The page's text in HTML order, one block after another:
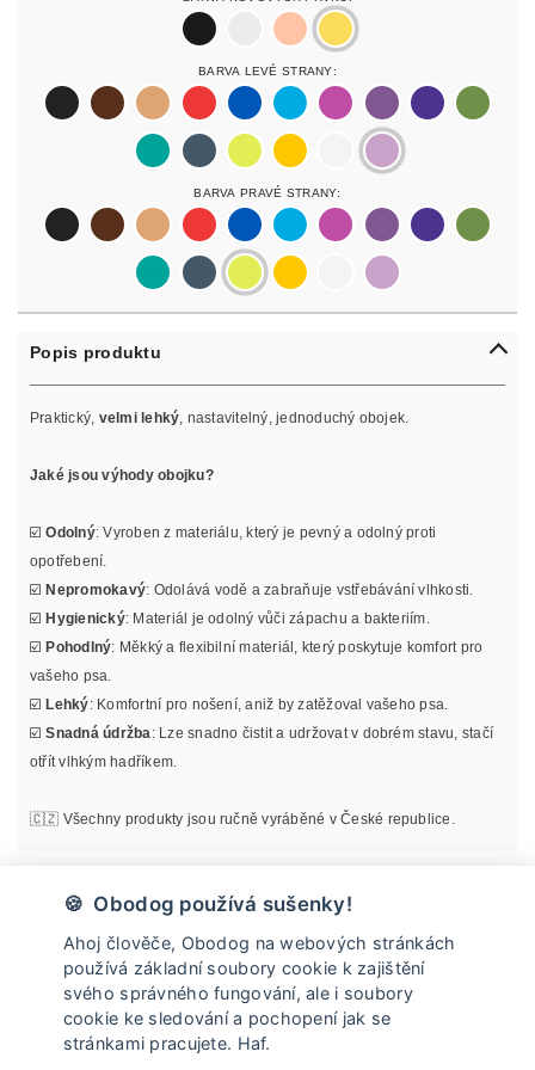
black
silver rosegoldgold
Barva Levé Strany:
black
darkbrownlightbrown
red blue lightbluelightpurplepurpur purple olive
pastelgreen
petrol neonyellow
yellow white lilac
Barva Pravé Strany:
black
darkbrownlightbrown
red blue lightbluelightpurplepurpur purple olive
pastelgreen
petrol neonyellow
yellow white lilac
Popis produktu
Praktický, velmi lehký , nastavitelný, jednoduchý obojek.
Jaké jsou výhody obojku?
☑️Odolný: Vyroben z materiálu, který je pevný a odolný proti
opotřebení.
☑️Nepromokavý: Odolává vodě a zabraňuje vstřebávání vlhkosti.
☑️Hygienický: Materiál je odolný vůči zápachu a bakteriím.
☑️Pohodlný: Měkký a flexibilní materiál, který poskytuje komfort pro
vašeho psa.
☑️Lehký: Komfortní pro nošení, aniž by zatěžoval vašeho psa.
☑️Snadná údržba : Lze snadno čistit a udržovat v dobrém stavu, stačí
otřít vlhkým hadříkem.
🇨🇿 Všechny produkty jsou ručně vyráběné v České republice.
Informace o velikosti
Údržba
🍪 Obodog používá sušenky!
Ahoj člověče, Obodog na webových stránkách
používá základní soubory cookie k zajištění
svého správného fungování, ale i soubory
cookie ke sledování a pochopení jak se
stránkami pracujete. Haf.